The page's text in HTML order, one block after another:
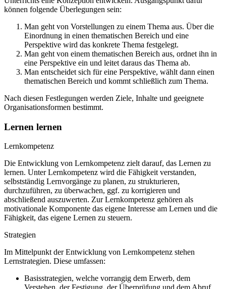
können folgende Überlegungen sein:
Man geht von Vorstellungen zu einem Thema aus. Über die
Einordnung in einen thematischen Bereich und eine
Perspektive wird das konkrete Thema festgelegt.
Man geht von einem thematischen Bereich aus, ordnet ihn in
eine Perspektive ein und leitet daraus das Thema ab.
Man entscheidet sich für eine Perspektive, wählt dann einen
thematischen Bereich und kommt schließlich zum Thema.
Nach diesen Festlegungen werden Ziele, Inhalte und geeignete
Organisationsformen bestimmt.
Lernen lernen
Lernkompetenz
Die Entwicklung von Lernkompetenz zielt darauf, das Lernen zu
lernen. Unter Lernkompetenz wird die Fähigkeit verstanden,
selbstständig Lernvorgänge zu planen, zu strukturieren,
durchzuführen, zu überwachen, ggf. zu korrigieren und
abschließend auszuwerten. Zur Lernkompetenz gehören als
motivationale Komponente das eigene Interesse am Lernen und die
Fähigkeit, das eigene Lernen zu steuern.
Strategien
Im Mittelpunkt der Entwicklung von Lernkompetenz stehen
Lernstrategien. Diese umfassen:
Basisstrategien, welche vorrangig dem Erwerb, dem